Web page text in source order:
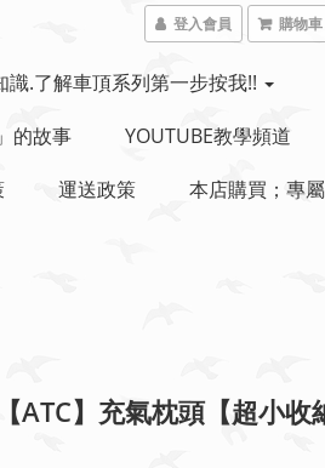
登入會員 購物車
識.了解車頂系列第一步按我!!
的故事 YOUTUBE教學頻道
運送政策 本店購買；專
【ATC】充氣枕頭【超小收